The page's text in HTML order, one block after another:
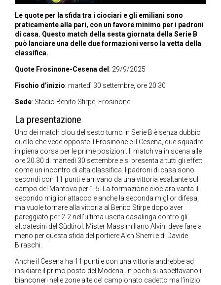
Le quote per la sfida tra i ciociari e gli emiliani sono
praticamente alla pari, con un favore minimo per i padroni
di casa. Questo match della sesta giornata della Serie B
può lanciare una delle due formazioni verso la vetta della
classifica.
Quote Frosinone-Cesena del : 29/9/2025
Fischio d’inizio: martedì 30 settembre, ore 20.30
Sede: Stadio Benito Stirpe, Frosinone
La presentazione
Uno dei match clou del sesto turno in Serie B è senza dubbio
quello che vede opposte il Frosinone e il Cesena, due squadre
in piena corsa per le prime posizioni. Il match va in scena alle
ore 20.30 di martedì 30 settembre e si presenta a tutti gli effetti
come un incontro di alta classifica. I padroni di casa sono
secondi con 11 punti e arrivano da una vittoria esaltante sul
campo del Mantova per 1-5. La formazione ciociara vanta il
secondo miglior attacco e anche la seconda miglior difesa,
ma vuole tornare alla vittoria al Benito Stirpe dopo aver
pareggiato per 2-2 nell’ultima uscita casalinga contro gli
altoatesini del Südtirol. Mister Massimiliano Alvini deve fare a
meno per questa sfida del portiere Alen Sherri e di Davide
Biraschi.
Anche il Cesena ha 11 punti e con una vittoria andrebbe ad
insidiare il primo posto del Modena. In pochi si aspettavano i
bianconeri nelle zone alte del campionato cadetto ma l’inizio